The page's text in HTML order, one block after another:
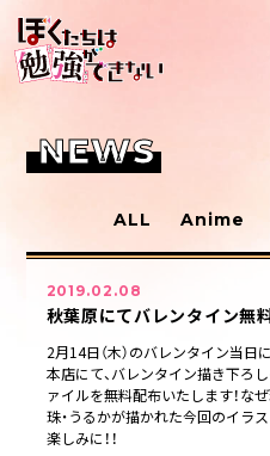
NEWS
ALL Anime
2019.02.08
秋葉原にてバレンタイン無
2月14日（木）のバレンタイン当日
本店にて、バレンタイン描き下ろ
ァイルを無料配布いたします！な
珠・うるかが描かれた今回のイラ
楽しみに！！